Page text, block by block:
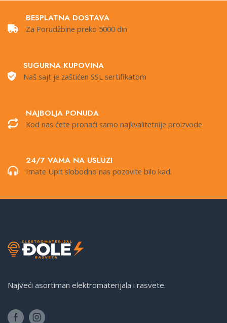
BESPLATNA DOSTAVA
Za Porudžbine preko 5000 din
SUGURNA KUPOVINA
Naš sajt je zaštićen SSL sertifikatom
NAJBOLJA PONUDA
Kod nas ćete pronaći samo najkvalitetnije proizvode
24/7 VAMA NA USLUZI
Imate Upit slobodno nas pozovite bilo kad.
Najveći asortiman elektromaterijala i rasvete.